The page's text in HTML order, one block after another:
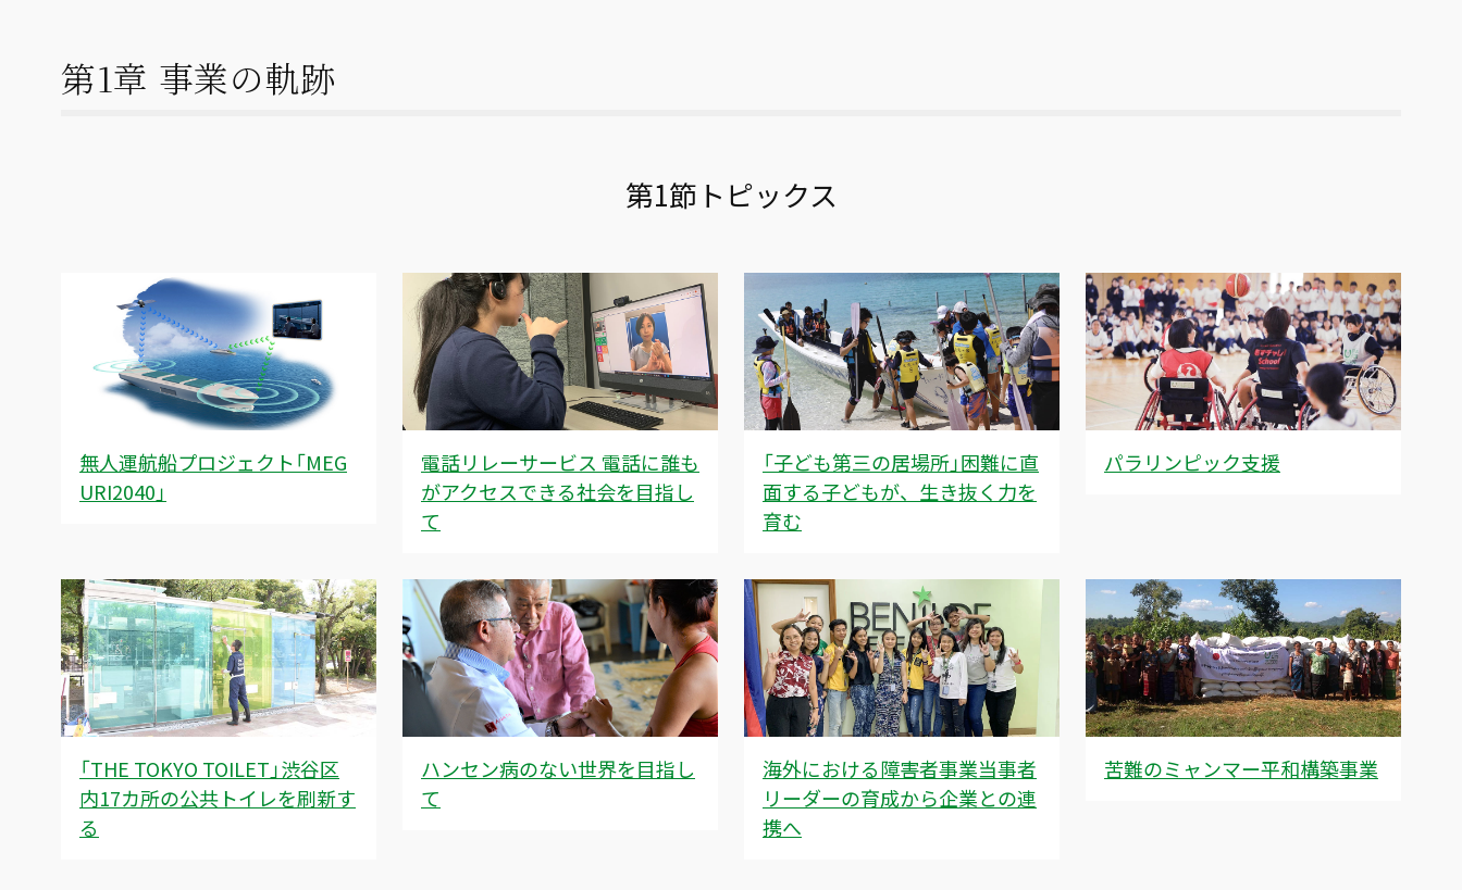
第1章 事業の軌跡
第1節トピックス
無人運航船プロジェクト「MEG
URI2040」
電話リレーサービス 電話に誰も
がアクセスできる社会を目指し
て
「子ども第三の居場所」困難に直
面する子どもが、生き抜く力を
育む
パラリンピック支援
「THE TOKYO TOILET」渋谷区
内17カ所の公共トイレを刷新す
る
ハンセン病のない世界を目指し
て
海外における障害者事業当事者
リーダーの育成から企業との連
携へ
苦難のミャンマー平和構築事業